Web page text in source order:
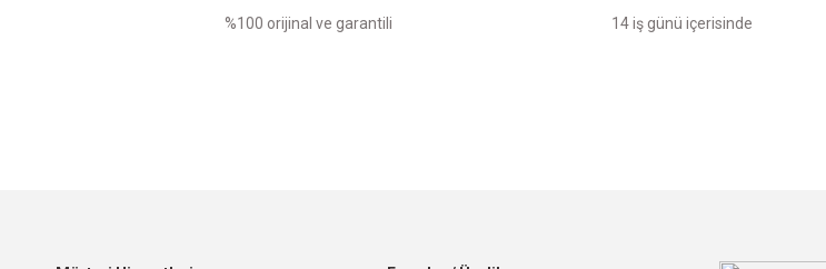
%100 orijinal ve garantili 14 iş günü içerisinde